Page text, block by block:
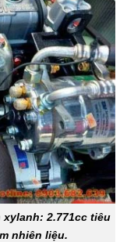
2.771cc tiêu
nhiên liệu.